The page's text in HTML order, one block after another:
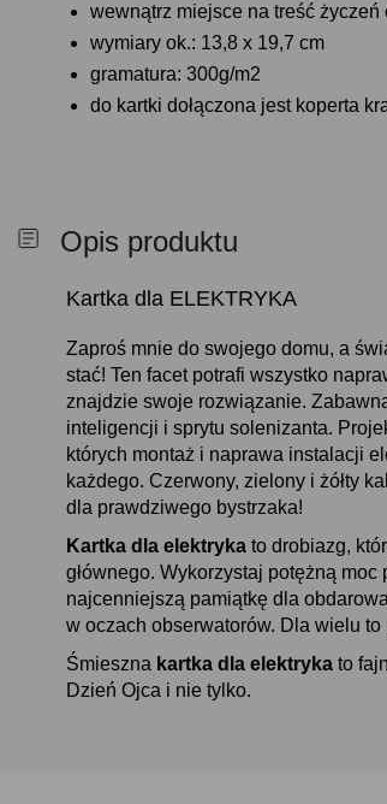
wewnątrz miejsce na treść życzeń
wymiary ok.: 13,8 x 19,7 cm
gramatura: 300g/m2
do kartki dołączona jest koperta
Opis produktu
Kartka dla ELEKTRYKA
Zaproś mnie do swojego domu, a
stać! Ten facet potrafi wszystko
znajdzie swoje rozwiązanie.
inteligencji i sprytu solenizanta.
których montaż i naprawa instalacji
każdego. Czerwony, zielony i żółty
dla prawdziwego bystrzaka!
Kartka dla elektryka to drobiazg,
głównego. Wykorzystaj potężną
najcenniejszą pamiątkę dla
w oczach obserwatorów. Dla wielu
Śmieszna kartka dla elektryka to
Dzień Ojca i nie tylko.